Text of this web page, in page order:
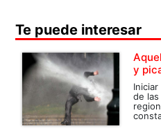
Te puede interesar
y
de